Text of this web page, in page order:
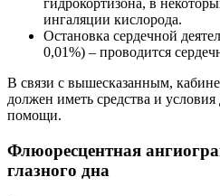
гидрокортизона, в
ингаляции кислорода.
Остановка сердечной
0,01%) – проводится
В связи с вышесказанным,
должен иметь средства и
помощи.
Флюоресцентная
глазного дна